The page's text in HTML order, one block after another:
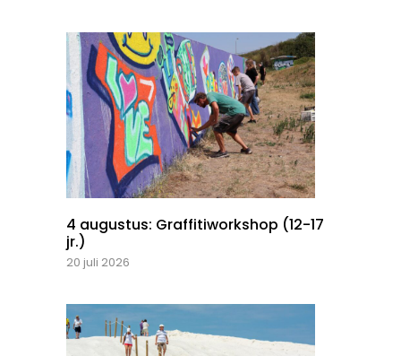
4 augustus: Graffitiworkshop (12-17
jr.)
20 juli 2026